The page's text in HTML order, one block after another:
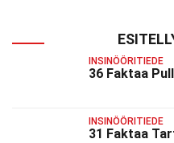
INSINÖÖRITIEDE
36 Faktaa
INSINÖÖRITIEDE
31 Faktaa